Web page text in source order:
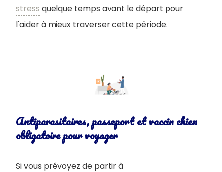
stress quelque temps avant le départ pour
l'aider à mieux traverser cette période.
Antiparasitaires, passeport et vaccin chien
obligatoire pour voyager
Si vous prévoyez de partir à